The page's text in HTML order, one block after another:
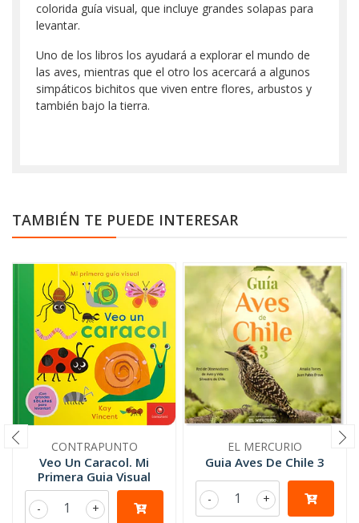
colorida guía visual, que incluye grandes solapas para
levantar.
Uno de los libros los ayudará a explorar el mundo de
las aves, mientras que el otro los acercará a algunos
simpáticos bichitos que viven entre flores, arbustos y
también bajo la tierra.
TAMBIÉN TE PUEDE INTERESAR
CONTRAPUNTO
Veo Un Caracol. Mi
Primera Guia Visual
+
-
EL MERCURIO
Guia Aves De Chile 3
+
-